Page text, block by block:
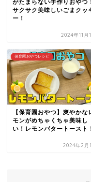
がたまらない手作りおやつ！
サクサク美味しいごまクッ
ー！
2024年11月
保育園おやつレシピ
【保育園おやつ】爽やかな
モンがめちゃくちゃ美味し
い！レモンバタートースト！
2024年2月